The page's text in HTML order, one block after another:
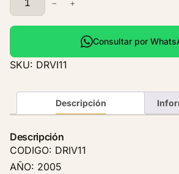
a
d
a
d
I
e
c
− +
Consultar por
SKU: DRVI11
Descripción
Descripción
CODIGO: DRIV11
AÑO: 2005